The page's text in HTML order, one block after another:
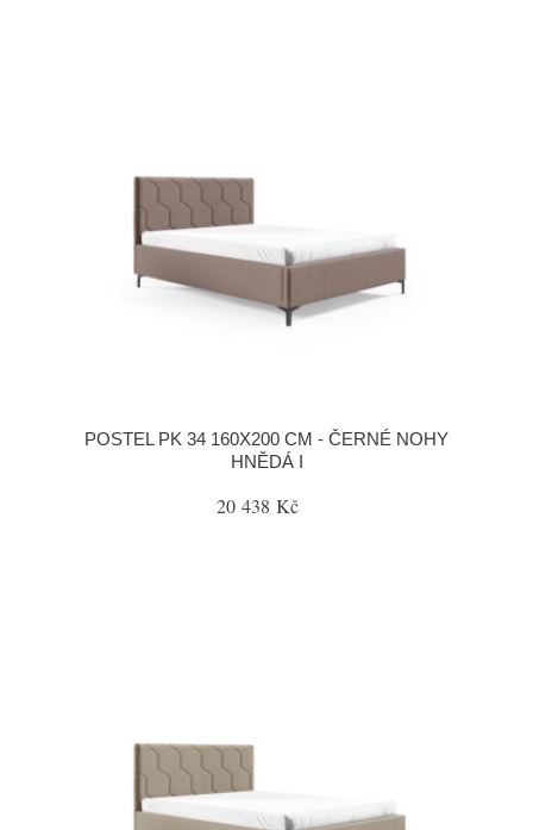
POSTEL PK 34 160X200 CM - ČERNÉ NOHY
HNĚDÁ I
20 438 Kč